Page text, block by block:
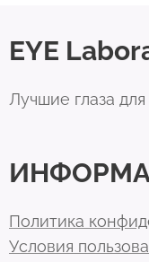
EYE
Лучшие глаза
Политика
Условия